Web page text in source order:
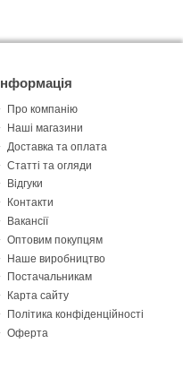
Інформація
Про компанію
Наші магазини
Доставка та оплата
Статті та огляди
Відгуки
Контакти
Вакансії
Оптовим покупцям
Наше виробництво
Постачальникам
Карта сайту
Політика конфіденційності
Оферта